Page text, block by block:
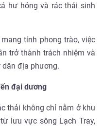
hư hỏng và rác thải sinh
tính phong trào, việc
trở thành trách nhiệm và
địa phương.
đại dương
thải không chỉ nằm ở khu
lưu vực sông Lạch Tray,